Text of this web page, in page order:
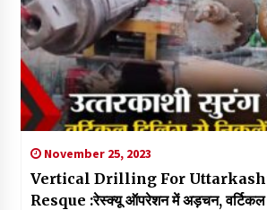
November 25, 2023
Vertical Drilling For
Resque :रेस्क्यू ऑपरेशन में अड़चन, वर्टिकल